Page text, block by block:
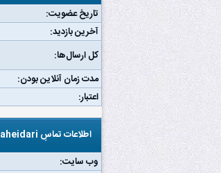
تاریخ عضویت:
آخرین بازدید:
کل ارسال‌ها:
مدت زمان آنلاین بودن:
اعتبار:
اطلاعات تماسِ saraheidari
وب‌ سایت: